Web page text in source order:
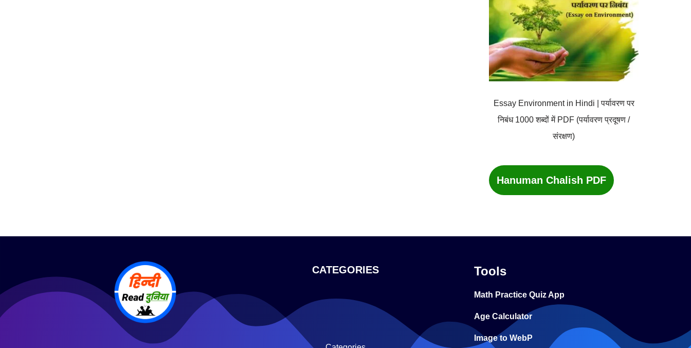
Essay Environment in Hindi | पर्यावरण पर
निबंध 1000 शब्दों में PDF (पर्यावरण प्रदूषण /
संरक्षण)
Hanuman Chalish PDF
CATEGORIES Tools
Math Practice Quiz App
Age Calculator
Image to WebP